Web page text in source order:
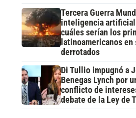
Tercera Guerra
inteligencia
cuáles serían los
latinoamericanos en
derrotados
Di Tullio impugnó a
Benegas Lynch por
conflicto de
debate de la Ley de